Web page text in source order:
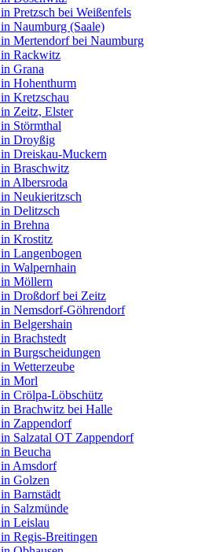
Pretzsch bei Weißenfels
Naumburg (Saale)
Mertendorf bei Naumburg
Rackwitz
Grana
Hohenthurm
Kretzschau
Zeitz, Elster
Störmthal
Droyßig
Dreiskau-Muckern
Braschwitz
Albersroda
Neukieritzsch
Delitzsch
Brehna
Krostitz
Langenbogen
Walpernhain
Möllern
Droßdorf bei Zeitz
Nemsdorf-Göhrendorf
Belgershain
Brachstedt
Burgscheidungen
Wetterzeube
Morl
Crölpa-Löbschütz
Brachwitz bei Halle
Zappendorf
Salzatal OT Zappendorf
Beucha
Amsdorf
Golzen
Barnstädt
Salzmünde
Leislau
Regis-Breitingen